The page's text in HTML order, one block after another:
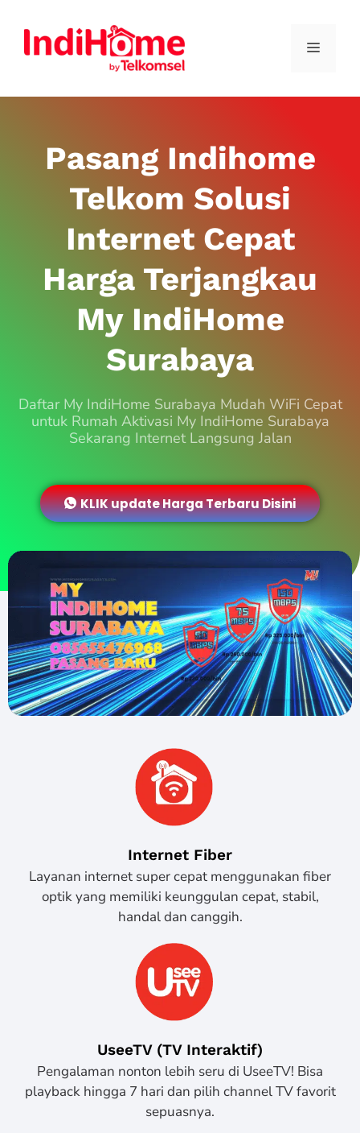
Pasang Indihome
Telkom Solusi
Internet Cepat
Harga Terjangkau
My IndiHome
Surabaya
Daftar My IndiHome Surabaya Mudah WiFi Cepat
untuk Rumah Aktivasi My IndiHome Surabaya
Sekarang Internet Langsung Jalan
KLIK update Harga Terbaru Disini
Internet Fiber
Layanan internet super cepat menggunakan fiber
optik yang memiliki keunggulan cepat, stabil,
handal dan canggih.
UseeTV (TV Interaktif)
Pengalaman nonton lebih seru di UseeTV! Bisa
playback hingga 7 hari dan pilih channel TV favorit
sepuasnya.